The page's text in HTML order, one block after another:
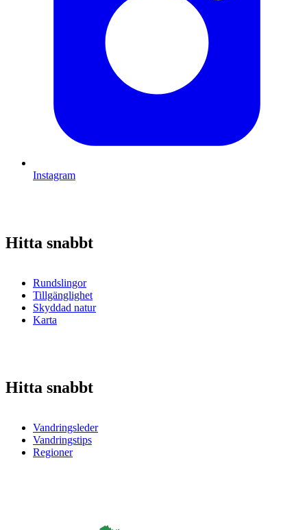
Instagram
Hitta snabbt
Rundslingor
Tillgänglighet
Skyddad natur
Karta
Hitta snabbt
Vandringsleder
Vandringstips
Regioner